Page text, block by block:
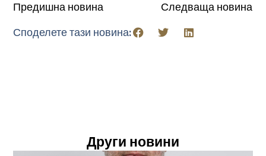
Предишна новина Следваща новина
Споделете тази новина:
Други новини